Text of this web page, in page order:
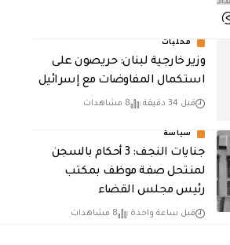
محليات
وزير خارجية لبنان: حريصون على
استكمال المفاوضات مع إسرائيل
قبل 34 دقيقة 8 مشاهدات
سياسة
جنايات النجف: 3 أحكام بالسجن
لمنتحل صفة موظف بمكتب
رئيس مجلس القضاء
قبل ساعة واحدة 8 مشاهدات